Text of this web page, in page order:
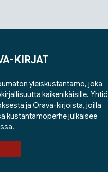
KIRJAT
yleiskustantamo, joka
kaikenikäisille. Yhtiö
ja Orava-kirjoista, joilla
kustantamoperhe julkaisee